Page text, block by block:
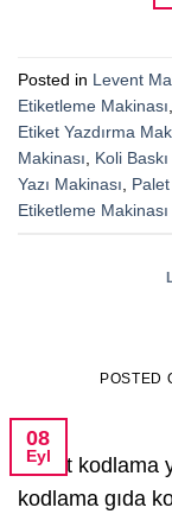
Posted in Levent
Etiketleme Makinası
Etiket Yazdırma
Makinası
Koli
Yazı Makinası
Etiketleme Makinası
POSTED
08
Eyl
Paket kodlama
kodlama gıda